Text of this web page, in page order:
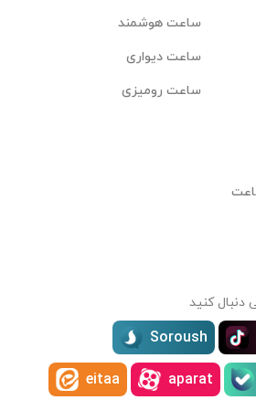
ساعت هوشمند
ساعت دیواری
ساعت رومیزی
دنبال کنید
Soroush
aparat
eitaa